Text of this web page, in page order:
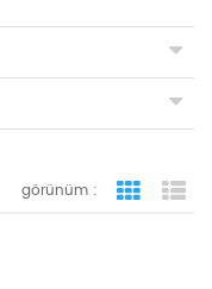
görünüm : ızgara